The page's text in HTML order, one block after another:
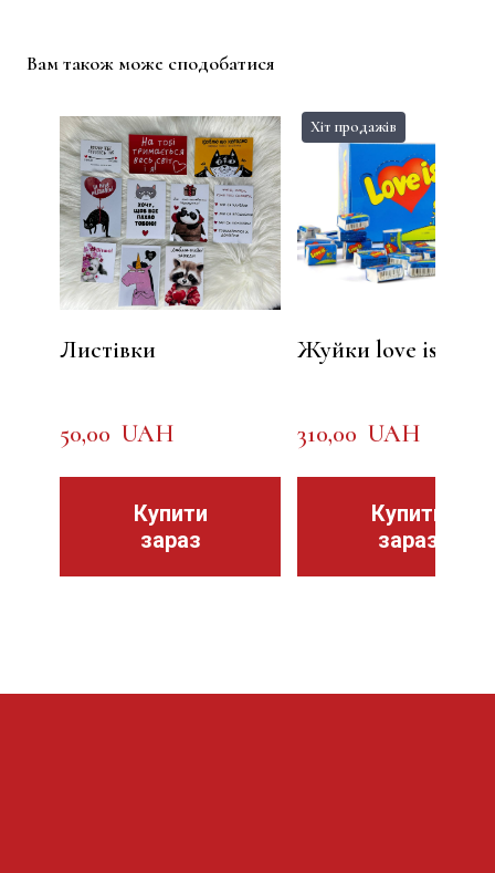
Вам також може сподобатися
Листівки
50,00  UAH
Купити
зараз
Хіт продажів
Жуйки love is
310,00  UAH
Купити
зараз